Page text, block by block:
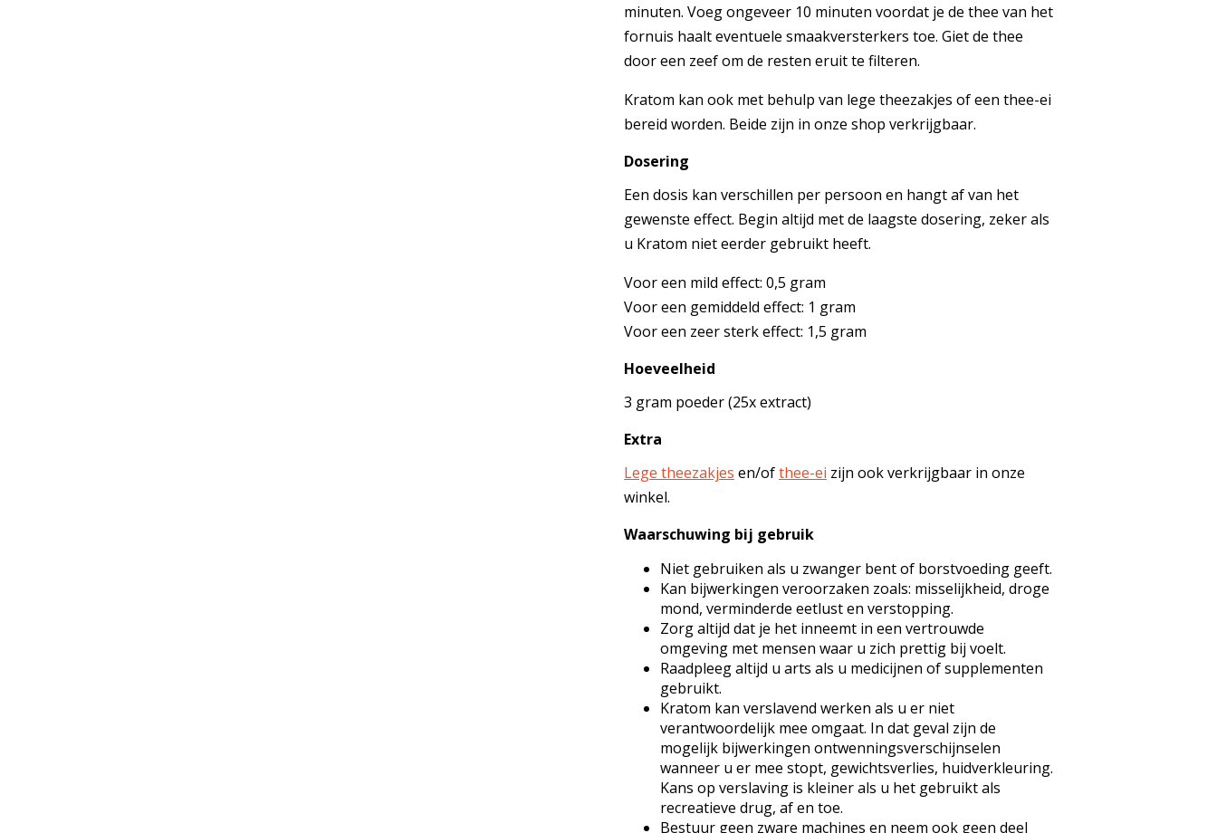
minuten. Voeg ongeveer 10 minuten voordat je de thee van het
fornuis haalt eventuele smaakversterkers toe. Giet de thee
door een zeef om de resten eruit te filteren.
Kratom kan ook met behulp van lege theezakjes of een thee-ei
bereid worden. Beide zijn in onze shop verkrijgbaar.
Dosering
Een dosis kan verschillen per persoon en hangt af van het
gewenste effect. Begin altijd met de laagste dosering, zeker als
u Kratom niet eerder gebruikt heeft.
Voor een mild effect: 0,5 gram
Voor een gemiddeld effect: 1 gram
Voor een zeer sterk effect: 1,5 gram
Hoeveelheid
3 gram poeder (25x extract)
Extra
Lege theezakjes en/ofthee-ei zijn ook verkrijgbaar in onze
winkel.
Waarschuwing bij gebruik
Niet gebruiken als u zwanger bent of borstvoeding geeft.
Kan bijwerkingen veroorzaken zoals: misselijkheid, droge
mond, verminderde eetlust en verstopping.
Zorg altijd dat je het inneemt in een vertrouwde
omgeving met mensen waar u zich prettig bij voelt.
Raadpleeg altijd u arts als u medicijnen of supplementen
gebruikt.
Kratom kan verslavend werken als u er niet
verantwoordelijk mee omgaat. In dat geval zijn de
mogelijk bijwerkingen ontwenningsverschijnselen
wanneer u er mee stopt, gewichtsverlies, huidverkleuring.
Kans op verslaving is kleiner als u het gebruikt als
recreatieve drug, af en toe.
Bestuur geen zware machines en neem ook geen deel